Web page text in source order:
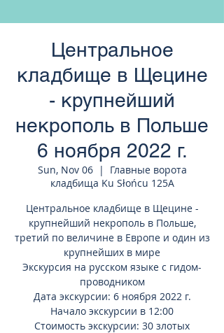
Центральное
кладбище в Щецине
- крупнейший
некрополь в Польше
6 ноября 2022 г.
Sun, Nov 06
  |
Главные ворота
кладбища Ku Słońcu 125A
Центральное кладбище в Щецине -
крупнейший некрополь в Польше,
третий по величине в Европе и один из
крупнейших в мире
Экскурсия на русском языке с гидом-
проводником
Дата экскурсии: 6 ноября 2022 г.
Начало экскурсии в 12:00
Стоимость экскурсии: 30 злотых